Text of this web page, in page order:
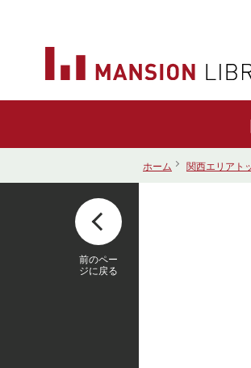
ホーム 関西エリアト
前のペー
ジに戻る